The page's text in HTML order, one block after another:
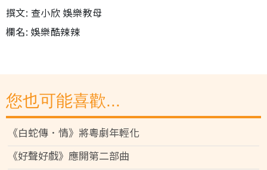
撰文: 查小欣 娛樂教母
欄名: 娛樂酷辣辣
您也可能喜歡...
《白蛇傳．情》將粵劇年輕化
《好聲好戲》應開第二部曲